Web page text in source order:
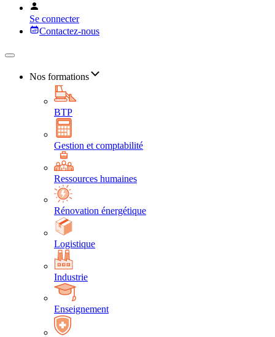
Se connecter
Contactez-nous
Nos formations
BTP
Gestion et comptabilité
Ressources humaines
Rénovation énergétique
Logistique
Industrie
Enseignement